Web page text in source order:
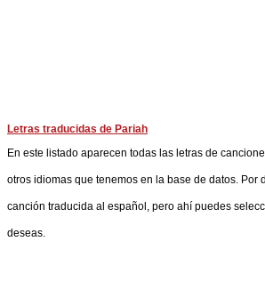
Letras traducidas de Pariah
En este listado aparecen todas las letras de
otros idiomas que tenemos en la base de datos. Por
canción traducida al español, pero ahí puedes
deseas.